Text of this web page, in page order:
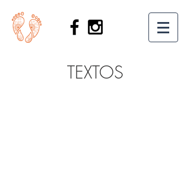
TEXTOS